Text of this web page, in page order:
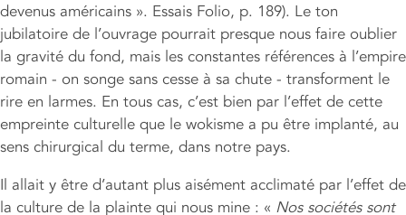
devenus américains ». Essais Folio, p. 189). Le ton
jubilatoire de l’ouvrage pourrait presque nous faire oublier
la gravité du fond, mais les constantes références à l’empire
romain - on songe sans cesse à sa chute - transforment le
rire en larmes. En tous cas, c’est bien par l’effet de cette
empreinte culturelle que le wokisme a pu être implanté, au
sens chirurgical du terme, dans notre pays.
Il allait y être d’autant plus aisément acclimaté par l’effet de
la culture de la plainte qui nous mine : « Nos sociétés sont